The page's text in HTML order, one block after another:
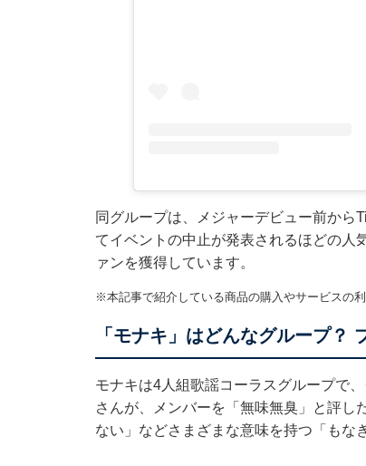
同グループは、メジャーデビュー前から
てイベントの中止が発表されるほどの
ァンを獲得しています。
※本記事で紹介している商品の購入やサービスの
「モナキ」はどんなグループ？
モナキは4人組歌謡コーラスグループで
さんが、メンバーを「無味無臭」と評し
ない」などさまざまな意味を持つ「もな